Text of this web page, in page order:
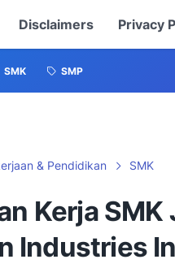
Disclaimers Privacy
SMK SMP
& Pendidikan SMK
Kerja
Industries